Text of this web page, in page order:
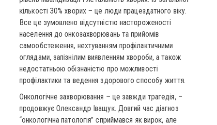
кількості 30% хворих – це люди працездатного віку.
Все це зумовлено відсутністю настороженості
населення до онкозахворювань та прийомів
самообстеження, нехтуванням профілактичними
оглядами, запізнілим виявленням хвороби, а також
недостатньою обізнаністю про можливості
профілактики та ведення здорового способу життя.
Онкологічне захворювання – це завжди трагедія, –
продовжує Олександр Іващук. Довгий час діагноз
“онкологічна патологія” сприймався як вирок, але